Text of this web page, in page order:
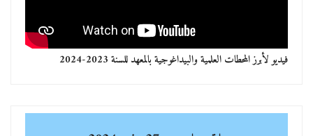
فيديو لأبرز المحطات العلمية والبيداغوجية بالمعهد للسنة 2023-2024